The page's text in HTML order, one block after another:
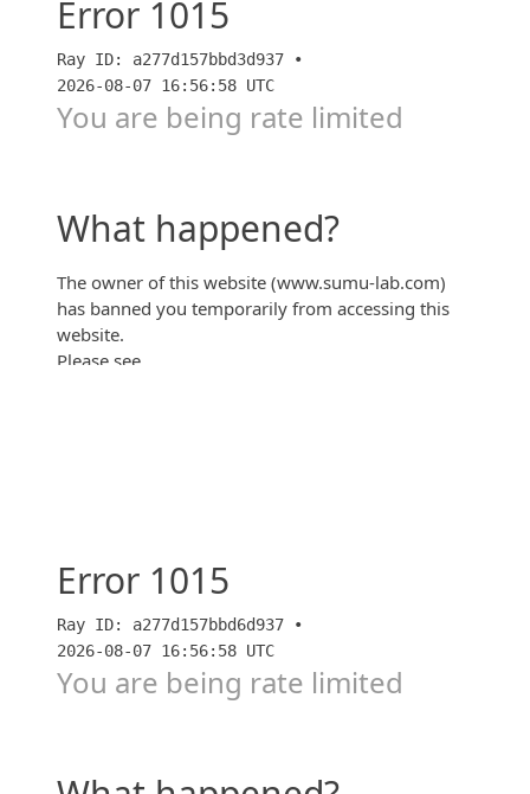
カネ田一少年の憂鬱「新築マンションの販売編１」
【カネー】
カネ田一少年の憂鬱「新築マンションの販売編2」【カ
ネー】